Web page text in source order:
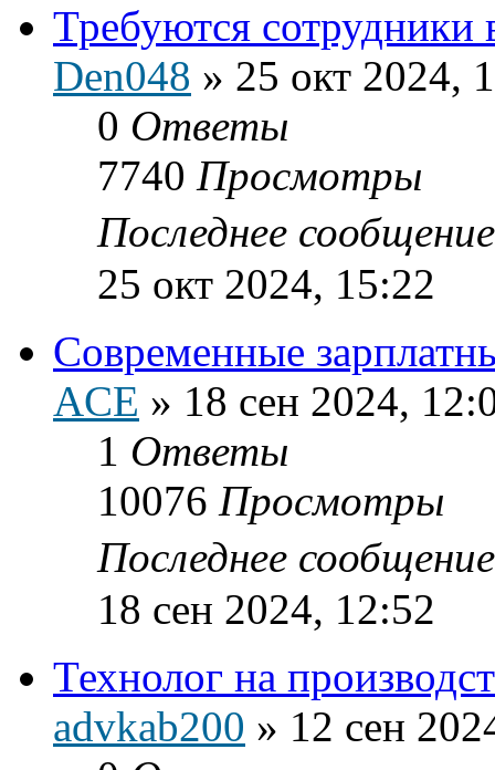
Требуются сотрудники
Den048 » 25 окт 2024,
0 Ответы
7740 Просмотры
Последнее
25 окт 2024, 15:22
Современные
ACE » 18 сен 2024,
1 Ответы
10076 Просмотры
Последнее
18 сен 2024, 12:52
Технолог на
advkab200 » 12 сен